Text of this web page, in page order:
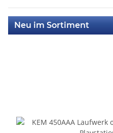
Neu im Sortiment